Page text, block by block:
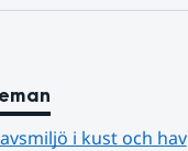
i kust och hav